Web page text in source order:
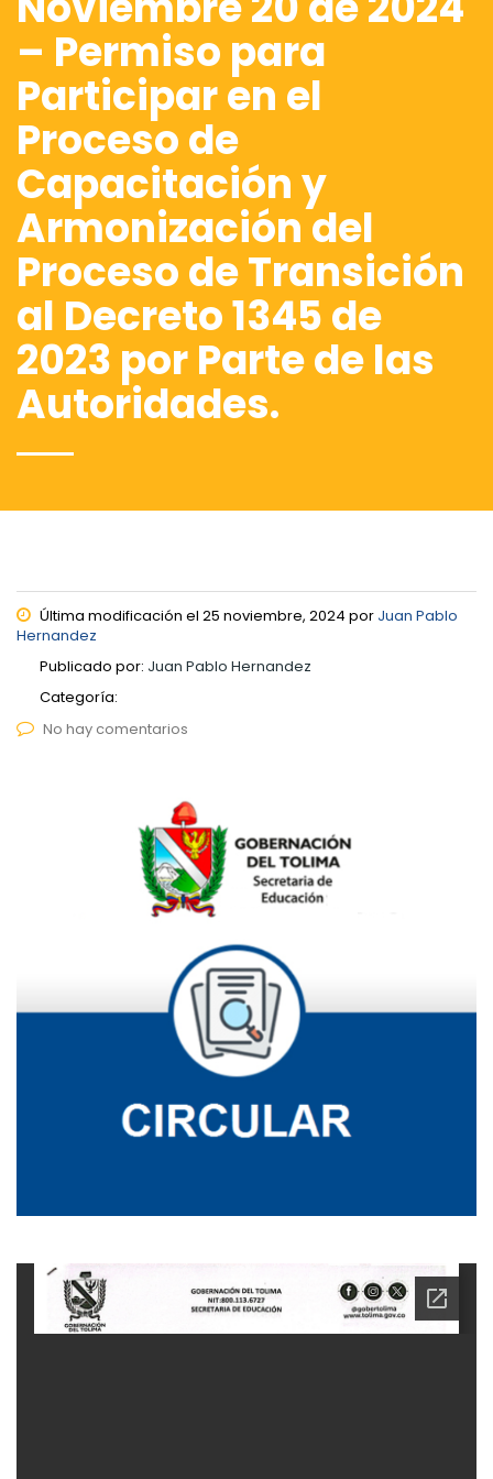
– Permiso para
Participar en el
Proceso de
Capacitación y
Armonización del
Proceso de Transición
al Decreto 1345 de
2023 por Parte de las
Autoridades.
Última modificación el 25 noviembre, 2024 por Juan Pablo
Hernandez
Publicado por: Juan Pablo Hernandez
Categoría:
No hay comentarios